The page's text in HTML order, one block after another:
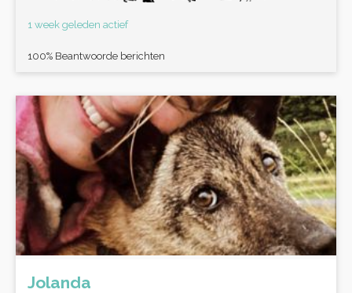
1 week geleden actief
100% Beantwoorde berichten
Jolanda